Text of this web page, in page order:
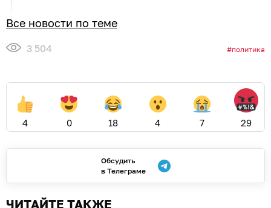
Все новости по теме
3 504 политика
4 0 18 4 7 29
Обсудить
в Телеграме
ЧИТАЙТЕ ТАКЖЕ